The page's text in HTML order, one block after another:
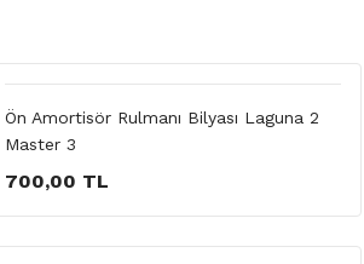
Ön Amortisör Rulmanı Bilyası Laguna 2
Master 3
700,00 TL